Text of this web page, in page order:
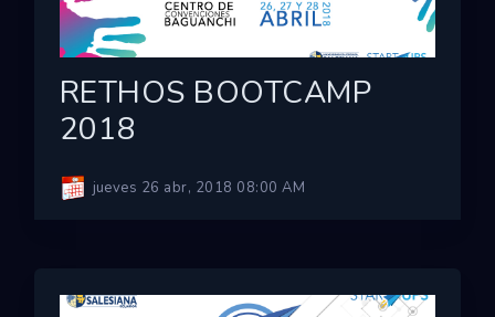
RETHOS BOOTCAMP
2018
jueves 26 abr, 2018 08:00 AM